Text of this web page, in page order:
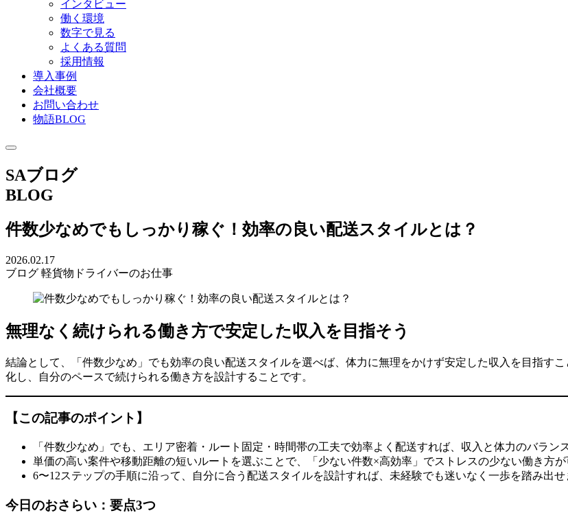
インタビュー
働く環境
数字で見る
よくある質問
採用情報
導入事例
会社概要
お問い合わせ
物語BLOG
SAブログ
BLOG
件数少なめでもしっかり稼ぐ！効率の良い配送スタイルとは？
2026.02.17
ブログ 軽貨物ドライバーのお仕事
無理なく続けられる働き方で安定した収入を目指そう
結論として、「件数少なめ」でも効率の良い配送スタイルを選べば、体力に無理をかけず安定した収入を目指す
化し、自分のペースで続けられる働き方を設計することです。
【この記事のポイント】
「件数少なめ」でも、エリア密着・ルート固定・時間帯の工夫で効率よく配送すれば、収入と体力のバラン
単価の高い案件や移動距離の短いルートを選ぶことで、「少ない件数×高効率」でストレスの少ない働き方が
6〜12ステップの手順に沿って、自分に合う配送スタイルを設計すれば、未経験でも迷いなく一歩を踏み出せ
今日のおさらい：要点3つ